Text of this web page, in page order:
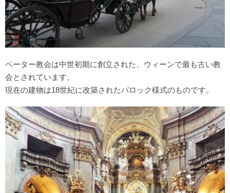
ペーター教会は中世初期に創立された、ウィーンで最も古い教
会とされています。
現在の建物は18世紀に改築されたバロック様式のものです。